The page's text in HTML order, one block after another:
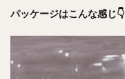
パッケージはこんな感じ👇